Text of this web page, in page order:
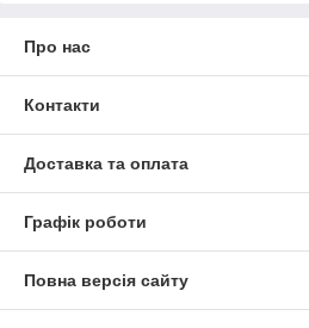
Про нас
Контакти
Доставка та оплата
Графік роботи
Повна версія сайту